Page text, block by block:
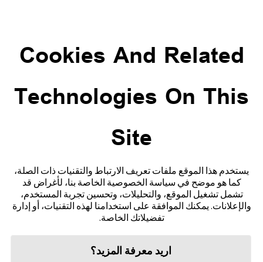
خريطة الموقع
Cookies And Related
Technologies On This
Site
يستخدم هذا الموقع ملفات تعريف الارتباط والتقنيات ذات الصلة،
كما هو موضح في سياسة الخصوصية الخاصة بنا، لأغراض قد
تشمل تشغيل الموقع، والتحليلات، وتحسين تجربة المستخدم،
والإعلانات. يمكنك الموافقة على استخدامنا لهذه التقنيات، أو إدارة
تفضيلاتك الخاصة.
اريد معرفة المزيد؟